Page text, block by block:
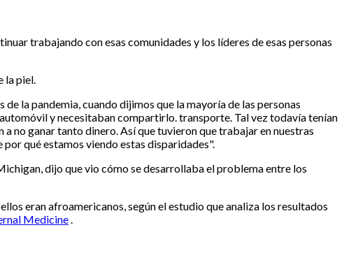
trabajando con esas comunidades y los líderes de esas personas
la piel.
la pandemia, cuando dijimos que la mayoría de las personas
y necesitaban compartirlo. transporte. Tal vez todavía tenían
no ganar tanto dinero. Así que tuvieron que trabajar en nuestras
qué estamos viendo estas disparidades".
dijo que vio cómo se desarrollaba el problema entre los
eran afroamericanos, según el estudio que analiza los resultados
Medicine.